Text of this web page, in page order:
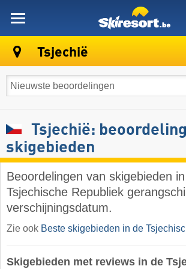
Tsjechië
Tsjechië:
skigebieden
Beoordelingen van skigebieden
Tsjechische Republiek
verschijningsdatum.
Zie ook Beste skigebieden in de
Skigebieden met reviews in de